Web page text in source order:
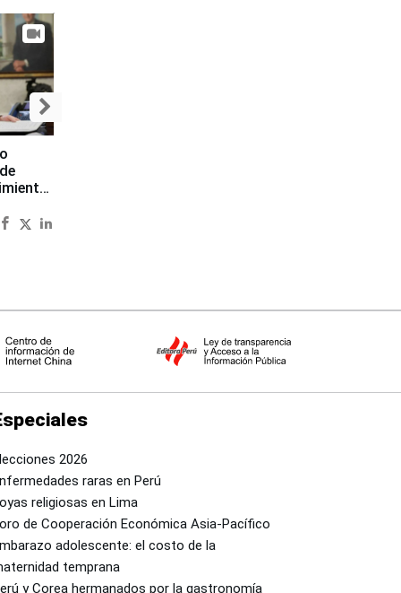
2026
raras en Perú
religiosas en Lima
de Cooperación Económica Asia-Pacífico
adolescente: el costo de la
temprana
y Corea hermanados por la gastronomía